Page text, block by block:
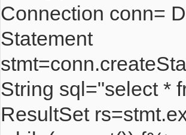
Connection conn=
Statement
String sql="select *
ResultSet